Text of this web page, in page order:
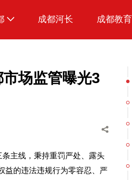
成都河长 成都教育
场监管曝光3
主线，秉持重罚严处、露头
益的违法违规行为零容忍、严